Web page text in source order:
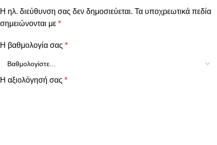
Η ηλ. διεύθυνση σας δεν δημοσιεύεται. Τα υποχρεωτικά πεδία
σημειώνονται με *
Η βαθμολογία σας *
Η αξιολόγησή σας *